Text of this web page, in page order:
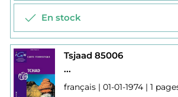
En stock
Tsjaad 85006
...
français | 01-01-1974 | 1